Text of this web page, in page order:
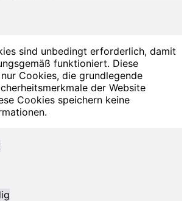
sind unbedingt erforderlich, damit
funktioniert. Diese
Cookies, die grundlegende
der Website
Cookies speichern keine